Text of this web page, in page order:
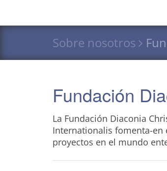
Sobre nosotros
Fundación
La Fundación Diaconia
Internationalis fomenta-en
proyectos en el mundo